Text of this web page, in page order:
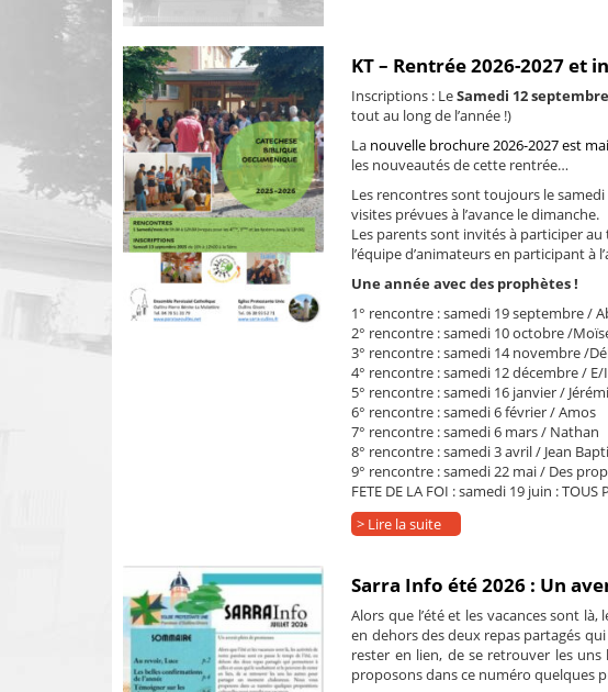
KT – Rentrée 2026-2027 et
Inscriptions : LeSamedi 12
tout au long de l’année !)
La nouvelle brochure 2026-2027 est
les nouveautés de cette rentrée…
Les rencontres sont toujours le
visites prévues à l’avance le dimanche.
Les parents sont invités à participer
l’équipe d’animateurs en participant à
Une année avec des prophètes !
1° rencontre : samedi 19 septembre /
2° rencontre : samedi 10 octobre /
3° rencontre : samedi 14 novembre /
4° rencontre : samedi 12 décembre / E/
5° rencontre : samedi 16 janvier /
6° rencontre : samedi 6 février / Amos
7° rencontre : samedi 6 mars / Nathan
8° rencontre : samedi 3 avril / Jean
9° rencontre : samedi 22 mai / Des
FETE DE LA FOI : samedi 19 juin : TOUS
> Lire la suite
Sarra Info été 2026 : Un
Alors que l’été et les vacances sont
en dehors des deux repas partagés
rester en lien, de se retrouver les
proposons dans ce numéro quelques